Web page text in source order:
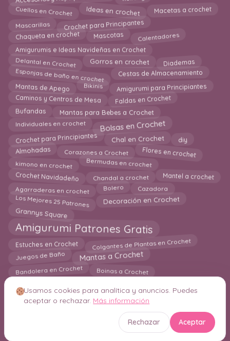
Cuellos en Crochet Ideas en crochet Macetas a crochet
Mascarillas Crochet para Principantes
Chaqueta en crochet Mascotas Calentadores
Amigurumis e Ideas Navideñas en Crochet
Delantal en Crochet Gorros en crochet Diademas
Esponjas de baño en crochet Cestas de Almacenamiento
Mantas de Apego Bikinis Amigurumi para Principiantes
Caminos y Centros de Mesa Faldas en Crochet
Bufandas Mantas para Bebes a Crochet
Individuales en crochet Bolsas en Crochet
Crochet para Principiantes Chal en Crochet diy
Almohadas Corazones a Crochet Flores en crochet
kimono en crochet Bermudas en crochet
Crochet Navidadeño Chandal a crochet Mantel a crochet
Agarraderas en crochet Bolero Cazadora
Los Mejores 25 Patrones Decoración en Crochet
Grannys Square
Amigurumi Patrones Gratis
Estuches en Crochet Colgantes de Plantas en Crochet
Juegos de Baño Mantas a Crochet
Bandolera en Crochet Boinas a Crochet
© 2026 Crochetisimo. Todos los derechos reservados.
Usamos cookies para analítica y anuncios. Puedes
aceptar o rechazar. Más información
Rechazar Aceptar